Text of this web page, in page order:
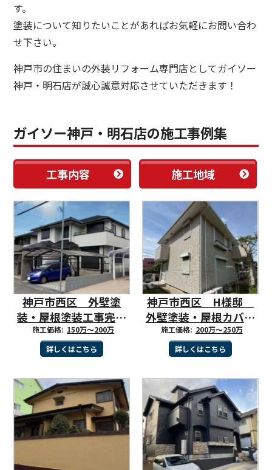
す。
塗装について知りたいことがあればお気軽にお問い合わ
せ下さい。
神戸市の住まいの外装リフォーム専門店としてガイソー
神戸・明石店が誠心誠意対応させていただきます！
ガイソー神戸・明石店の施工事例集
工事内容 施工地域
神戸市西区 外壁塗
装・屋根塗装工事完工
しました。
施工価格: 150万～200万
詳しくはこちら
神戸市西区 H様邸
外壁塗装・屋根カバー
工事完工しました。
施工価格: 200万～250万
詳しくはこちら